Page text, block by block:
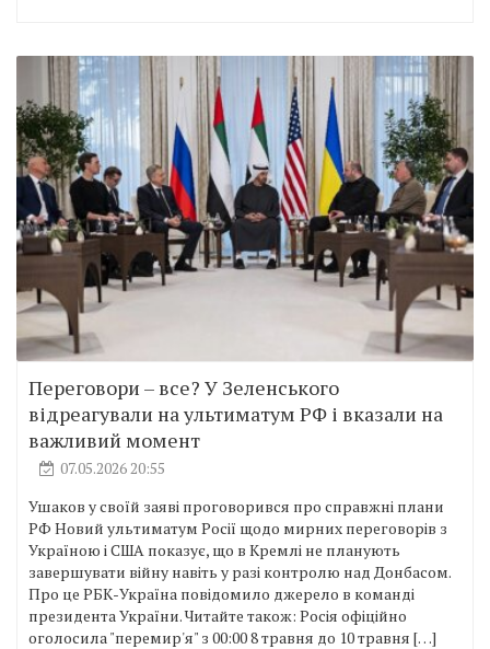
Переговори – все? У Зеленського
відреагували на ультиматум РФ і вказали на
важливий момент
07.05.2026 20:55
Ушаков у своїй заяві проговорився про справжні плани
РФ Новий ультиматум Росії щодо мирних переговорів з
Україною і США показує, що в Кремлі не планують
завершувати війну навіть у разі контролю над Донбасом.
Про це РБК-Україна повідомило джерело в команді
президента України. Читайте також: Росія офіційно
оголосила "перемир'я" з 00:00 8 травня до 10 травня […]